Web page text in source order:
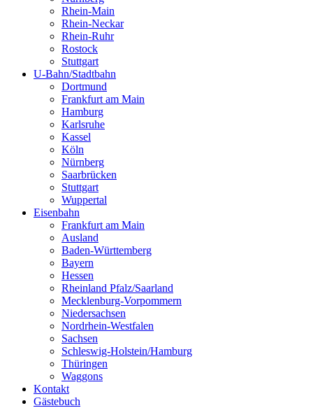
Rhein-Main
Rhein-Neckar
Rhein-Ruhr
Rostock
Stuttgart
U-Bahn/Stadtbahn
Dortmund
Frankfurt am Main
Hamburg
Karlsruhe
Kassel
Köln
Nürnberg
Saarbrücken
Stuttgart
Wuppertal
Eisenbahn
Frankfurt am Main
Ausland
Baden-Württemberg
Bayern
Hessen
Rheinland Pfalz/Saarland
Mecklenburg-Vorpommern
Niedersachsen
Nordrhein-Westfalen
Sachsen
Schleswig-Holstein/Hamburg
Thüringen
Waggons
Kontakt
Gästebuch